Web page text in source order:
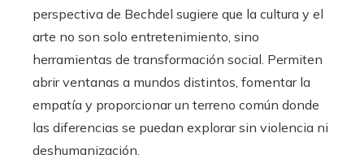
perspectiva de Bechdel sugiere que la cultura y el
arte no son solo entretenimiento, sino
herramientas de transformación social. Permiten
abrir ventanas a mundos distintos, fomentar la
empatía y proporcionar un terreno común donde
las diferencias se puedan explorar sin violencia ni
deshumanización.